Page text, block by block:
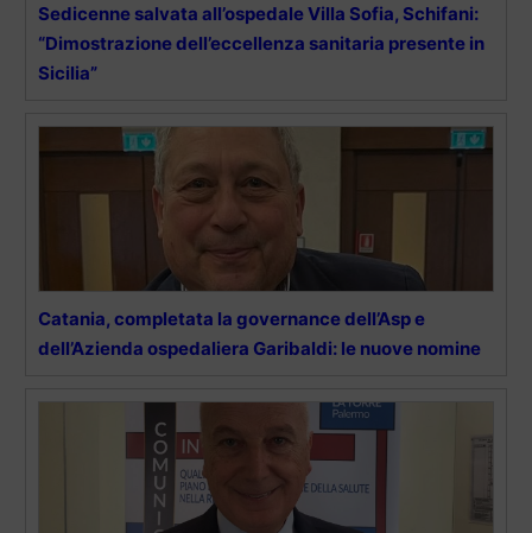
Sedicenne salvata all’ospedale Villa Sofia, Schifani:
“Dimostrazione dell’eccellenza sanitaria presente in
Sicilia”
Catania, completata la governance dell’Asp e
dell’Azienda ospedaliera Garibaldi: le nuove nomine